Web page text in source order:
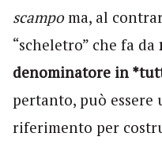
scampoma, al
“scheletro” che fa da
denominatore in
pertanto, può essere
riferimento per